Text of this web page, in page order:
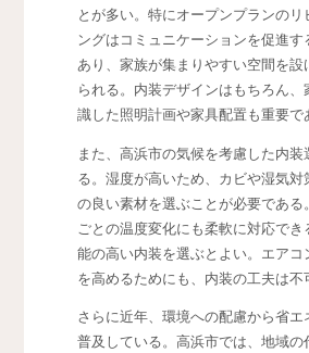
とが多い。特にオープンプランのリ
ングはコミュニケーションを促進す
あり、家族が集まりやすい空間を設
られる。内装デザインはもちろん、
識した照明計画や家具配置も重要で
また、高浜市の気候を考慮した内装
る。湿度が高いため、カビや湿気対
の良い素材を選ぶことが必要である
ごとの温度変化にも柔軟に対応でき
能の高い内装を選ぶとよい。エアコ
を高めるためにも、内装の工夫は不
さらに近年、環境への配慮から省エ
普及している。高浜市では、地域の